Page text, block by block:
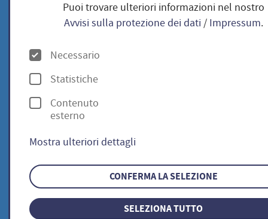
(PDF (7,52 MB))
Puoi trovare ulteriori informazioni nel nostro
Avvisi sulla protezione dei dati/ Impressum.
O
p
z
i
n
Necessario
Statistiche
Contenuto
esterno
Mostra ulteriori dettagli
CONFERMA LA SELEZIONE
SELEZIONA TUTTO